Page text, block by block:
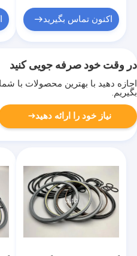
اکنون تماس بگیرید
در وقت خود صرفه جویی کنید
اجازه دهید با بهترین محصولات با
بگیریم.
نیاز خود را ارائه دهید